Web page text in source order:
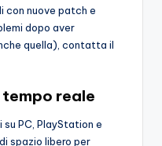
con nuove patch e
dopo aver
quella), contatta il
tempo reale
PC, PlayStation e
spazio libero per